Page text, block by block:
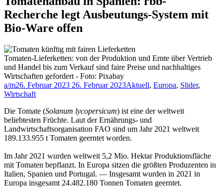
Recherche legt Ausbeutungs-System mit
Bio-Ware offen
Tomaten-Lieferketten: von der Produktion und Ernte über Vertrieb
und Handel bis zum Verkauf sind faire Preise und nachhaltiges
Wirtschaften gefordert - Foto: Pixabay
a/m26. Februar 2023 26. Februar 2023Aktuell, Europa, Slider,
Wirtschaft
Die Tomate (Solanum lycopersicum) ist eine der weltweit
beliebtesten Früchte. Laut der Ernährungs- und
Landwirtschaftsorganisation FAO sind um Jahr 2021 weltweit
189.133.955 t Tomaten geerntet worden.
Im Jahr 2021 wurden weltweit 5,2 Mio. Hektar Produktionsfläche
mit Tomaten bepflanzt. In Europa sitzen die größten Produzenten in
Italien, Spanien und Portugal. — Insgesamt wurden in 2021 in
Europa insgesamt 24.482.180 Tonnen Tomaten geerntet.